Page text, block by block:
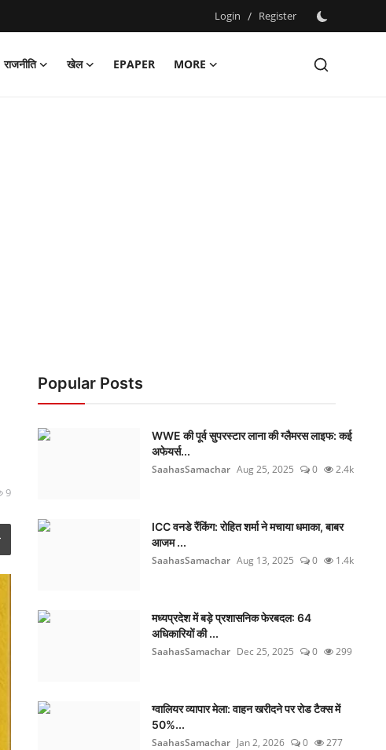
Login / Register
राजनीति खेल EPAPER
MORE
9
Popular Posts
WWE की पूर्व सुपरस्टार लाना की ग्लैमरस लाइफ: कई
अफेयर्स...
SaahasSamachar Aug 25, 2025 0 2.4k
ICC वनडे रैंकिंग: रोहित शर्मा ने मचाया धमाका, बाबर
आजम ...
SaahasSamachar Aug 13, 2025 0 1.4k
मध्यप्रदेश में बड़े प्रशासनिक फेरबदल: 64
अधिकारियों की ...
SaahasSamachar Dec 25, 2025 0 299
ग्वालियर व्यापार मेला: वाहन खरीदने पर रोड टैक्स में
50%...
SaahasSamachar Jan 2, 2026 0 277